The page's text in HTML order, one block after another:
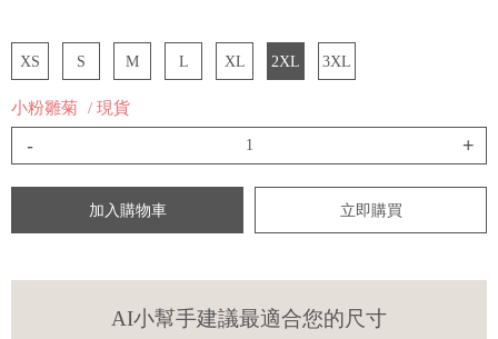
XS S M L XL 2XL 3XL
小粉雛菊 / 現貨
- +
加入購物車 立即購買
AI小幫手建議最適合您的尺寸